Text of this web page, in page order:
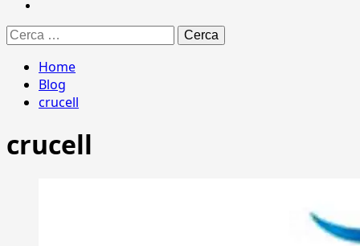
Ricerca
per:
Home
Blog
crucell
crucell